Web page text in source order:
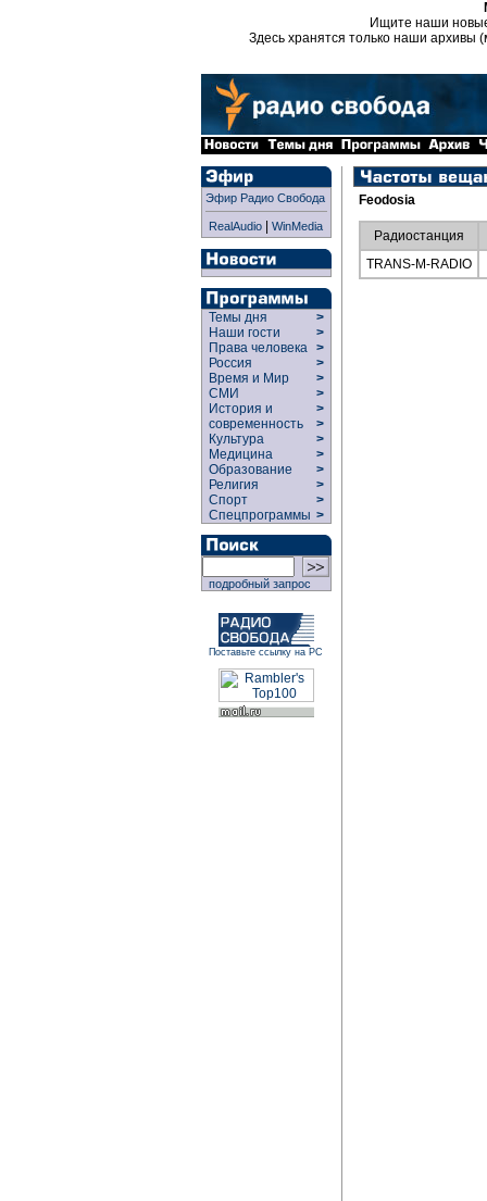
Ищите наши
Здесь хранятся только наши архивы
Эфир Радио Свобода
RealAudio WinMedia
Темы дня
>
Наши гости
>
Права человека >
Россия
>
Время и Мир
>
СМИ
>
История и
современность
>
>
Культура
>
Медицина
>
Образование
>
Религия
>
Спорт
>
Спецпрограммы >
подробный запрос
Поставьте ссылку на РС
Feodosia
Радиостанция
TRANS-M-RADIO